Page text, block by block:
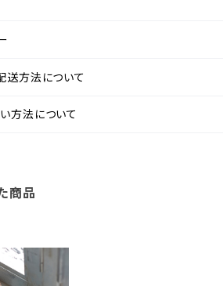
送方法について
方法について
商品